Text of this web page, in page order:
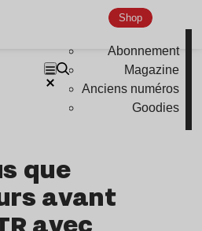
Shop
Abonnement
Magazine
Anciens numéros
Goodies
que
avant
avec